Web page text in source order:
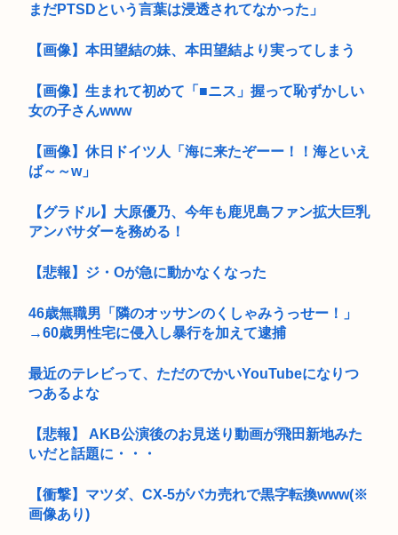
まだPTSDという言葉は浸透されてなかった」
【画像】本田望結の妹、本田望結より実ってしまう
【画像】生まれて初めて「■ニス」握って恥ずかしい
女の子さんwww
【画像】休日ドイツ人「海に来たぞーー！！海といえ
ば～～w」
【グラドル】大原優乃、今年も鹿児島ファン拡大巨乳
アンバサダーを務める！
【悲報】ジ・Oが急に動かなくなった
46歳無職男「隣のオッサンのくしゃみうっせー！」
→60歳男性宅に侵入し暴行を加えて逮捕
最近のテレビって、ただのでかいYouTubeになりつ
つあるよな
【悲報】 AKB公演後のお見送り動画が飛田新地みた
いだと話題に・・・
【衝撃】マツダ、CX-5がバカ売れで黒字転換www(※
画像あり)